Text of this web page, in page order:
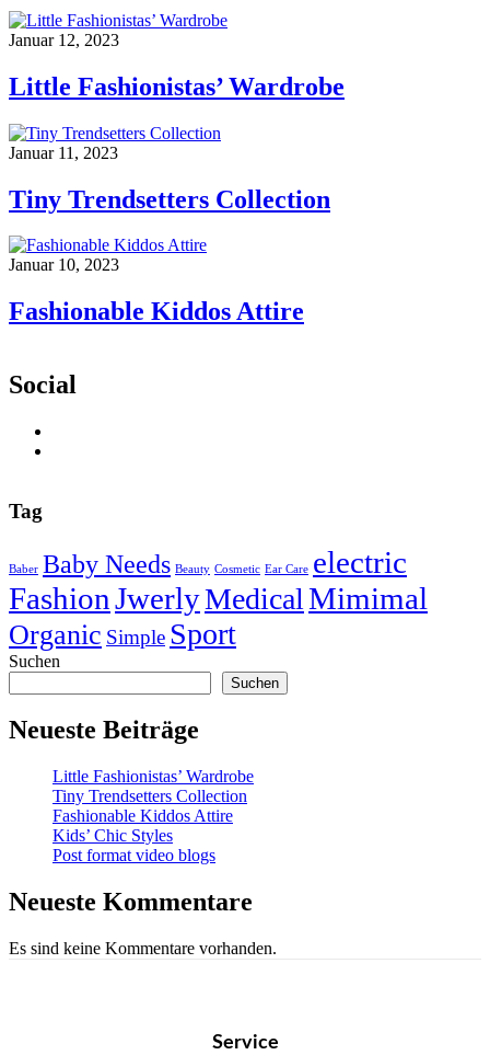
Januar 12, 2023
Little Fashionistas’ Wardrobe
Januar 11, 2023
Tiny Trendsetters Collection
Januar 10, 2023
Fashionable Kiddos Attire
Social
Tag
Baber Baby Needs Beauty Cosmetic Ear Care electric
FashionJwerlyMedical Mimimal
Organic Simple Sport
Suchen
Suchen
Neueste Beiträge
Little Fashionistas’ Wardrobe
Tiny Trendsetters Collection
Fashionable Kiddos Attire
Kids’ Chic Styles
Post format video blogs
Neueste Kommentare
Es sind keine Kommentare vorhanden.
Service